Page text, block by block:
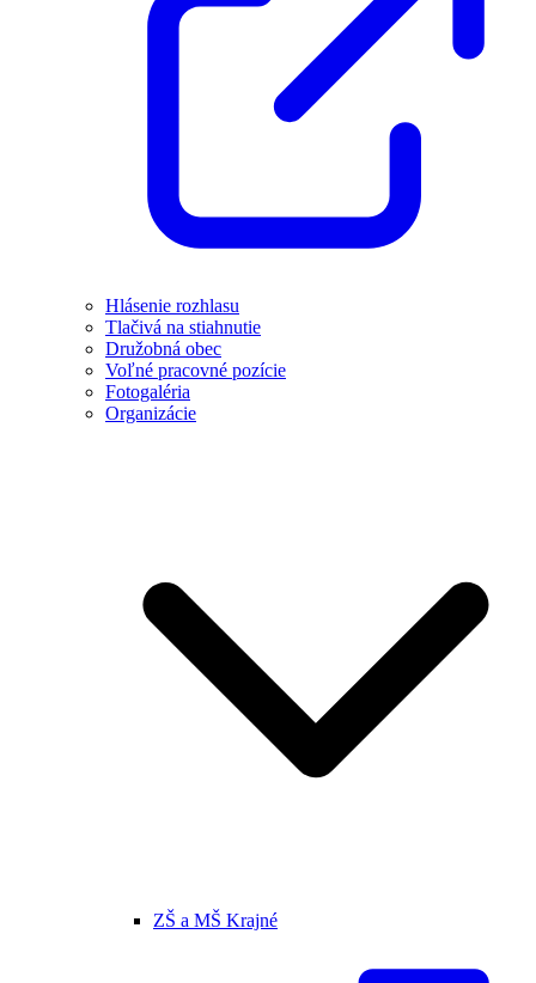
Hlásenie rozhlasu
Tlačivá na stiahnutie
Družobná obec
Voľné pracovné pozície
Fotogaléria
Organizácie
ZŠ a MŠ Krajné